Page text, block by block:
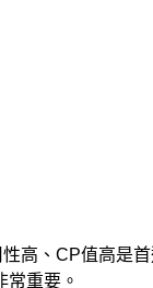
高、CP值高是
重要。